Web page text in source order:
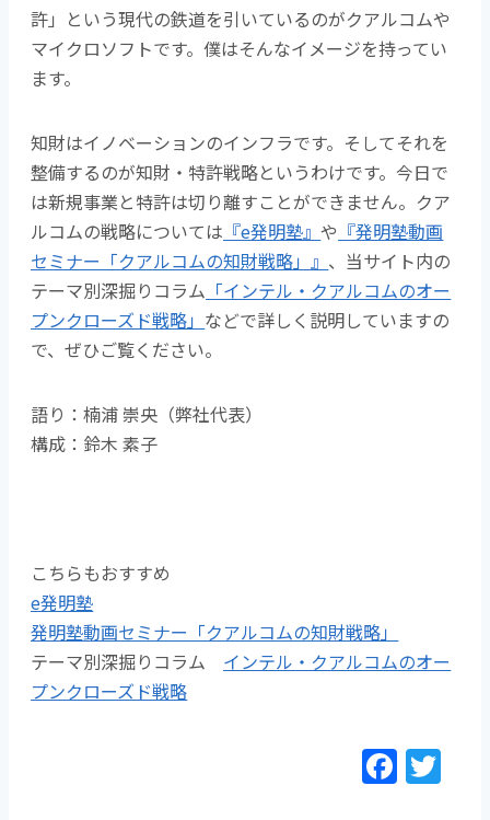
許」という現代の鉄道を引いているのがクアルコムや
マイクロソフトです。僕はそんなイメージを持ってい
ます。
知財はイノベーションのインフラです。そしてそれを
整備するのが知財・特許戦略というわけです。今日で
は新規事業と特許は切り離すことができません。クア
ルコムの戦略については 『e発明塾』や 『発明塾動画
セミナー「クアルコムの知財戦略」』 、当サイト内の
テーマ別深掘りコラム 「インテル・クアルコムのオー
プンクローズド戦略」 などで詳しく説明していますの
で、ぜひご覧ください。
語り：楠浦崇央（弊社代表）
構成：鈴木 素子
こちらもおすすめ
e発明塾
発明塾動画セミナー「クアルコムの知財戦略」
テーマ別深掘りコラム インテル・クアルコムのオー
プンクローズド戦略
F
a